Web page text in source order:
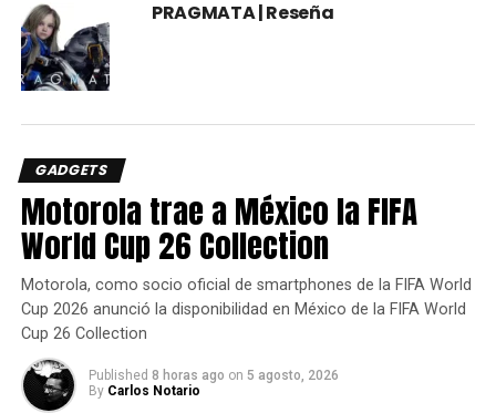
Persona 5 Strikers: La continuación de Persona 5 llegará
jugarlo tan pronto esté disponible.
PRAGMATA | Reseña
GADGETS
Motorola trae a México la FIFA
World Cup 26 Collection
Motorola, como socio oficial de smartphones de la FIFA World
Cup 2026 anunció la disponibilidad en México de la FIFA World
Cup 26 Collection
Published 8 horas ago on 5 agosto, 2026
By Carlos Notario